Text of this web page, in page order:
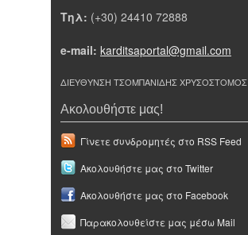
Τηλ: (+30) 24410 72888
e-mail: karditsaportal@gmail.com
ΔΙΕΥΘΥΝΣΗ ΤΣΟΜΠΑΝΙΔΗΣ ΧΡΥΣΟΣΤΟΜΟΣ
Ακολουθήστε μας!
Γίνετε συνδρομητές στο RSS Feed
Ακολουθήστε μας στο Twitter
Ακολουθήστε μας στο Facebook
Παρακολουθείστε μας μέσω Mail